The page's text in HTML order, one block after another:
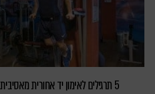
5 תרגילים לאימון יד אחורית מאסיבית ושרירית